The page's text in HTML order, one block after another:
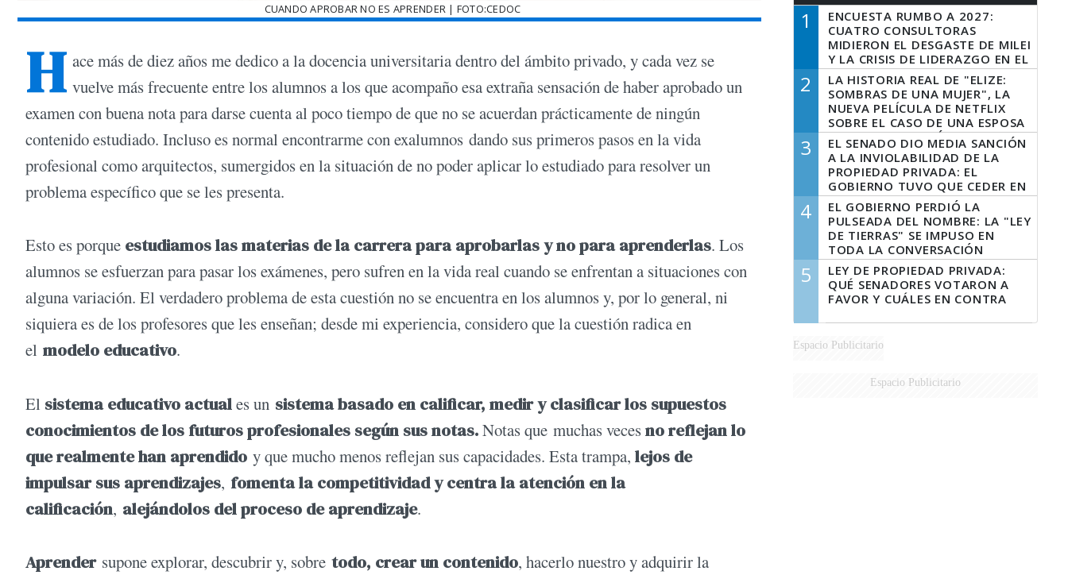
CUANDO APROBAR NO ES APRENDER | FOTO:CEDOC
H ace más de diez años me dedico a la docencia universitaria dentro del ámbito privado, y cada vez se
vuelve más frecuente entre los alumnos a los que acompaño esa extraña sensación de haber aprobado un
examen con buena nota para darse cuenta al poco tiempo de que no se acuerdan prácticamente de ningún
contenido estudiado. Incluso es normal encontrarme con exalumnos dando sus primeros pasos en la vida
profesional como arquitectos, sumergidos en la situación de no poder aplicar lo estudiado para resolver un
problema específico que se les presenta.
Esto es porque estudiamos las materias de la carrera para aprobarlas y no para aprenderlas. Los
alumnos se esfuerzan para pasar los exámenes, pero sufren en la vida real cuando se enfrentan a situaciones con
alguna variación. El verdadero problema de esta cuestión no se encuentra en los alumnos y, por lo general, ni
siquiera es de los profesores que les enseñan; desde mi experiencia, considero que la cuestión radica en
el modelo educativo.
El sistema educativo actuales un sistema basado en calificar, medir y clasificar los supuestos
conocimientos de los futuros profesionales según sus notas.Notas que muchas vecesno reflejan lo
que realmente han aprendido y que mucho menos reflejan sus capacidades. Esta trampa, lejos de
impulsar sus aprendizajes, fomenta la competitividad ycentra la atención en la
calificación, alejándolos del proceso de aprendizaje.
Aprendersupone explorar, descubrir y, sobre todo, crear un contenido, hacerlo nuestro y adquirir la
1
ENCUESTA RUMBO A 2027:
CUATRO CONSULTORAS
MIDIERON EL DESGASTE DE MILEI
Y LA CRISIS DE LIDERAZGO EN EL
PERONISMO
2
LA HISTORIA REAL DE "ELIZE:
SOMBRAS DE UNA MUJER", LA
NUEVA PELÍCULA DE NETFLIX
SOBRE EL CASO DE UNA ESPOSA
QUE DESCUARTIZÓ A SU
MARIDO
3
EL SENADO DIO MEDIA SANCIÓN
A LA INVIOLABILIDAD DE LA
PROPIEDAD PRIVADA: EL
GOBIERNO TUVO QUE CEDER EN
LA LEY DEL MANEJO DEL FUEGO
4
EL GOBIERNO PERDIÓ LA
PULSEADA DEL NOMBRE: LA "LEY
DE TIERRAS" SE IMPUSO EN
TODA LA CONVERSACIÓN
DIGITAL
5
LEY DE PROPIEDAD PRIVADA:
QUÉ SENADORES VOTARON A
FAVOR Y CUÁLES EN CONTRA
Espacio Publicitario
Espacio Publicitario